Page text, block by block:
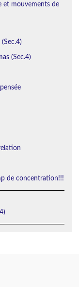
et mouvements de
(Sec.4)
de concentration!!!